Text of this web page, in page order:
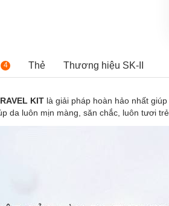
4 Thẻ Thương hiệu SK-II
KIT là giải pháp hoàn hảo nhất
da luôn mịn màng, săn chắc, luôn tươi